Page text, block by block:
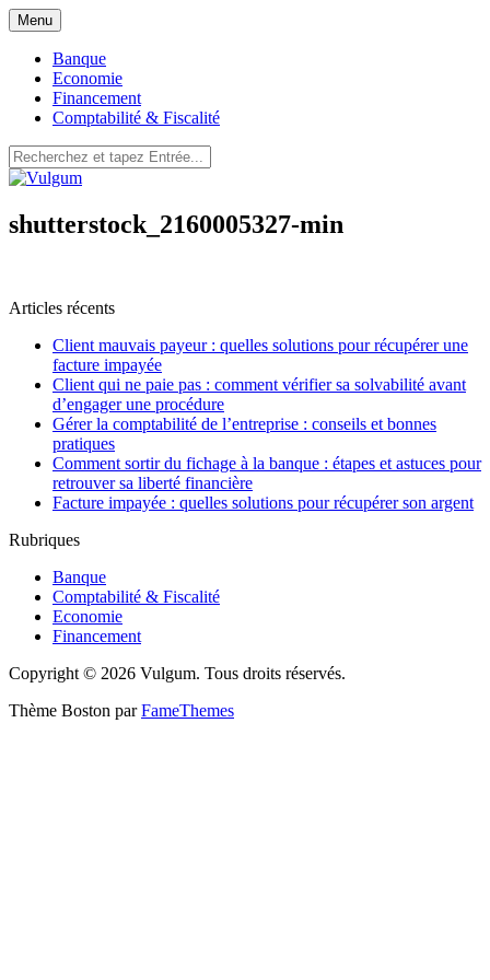
Aller
au
contenu
Menu
Banque
Economie
Financement
Comptabilité & Fiscalité
Vulgum
shutterstock_2160005327-min
Articles récents
Client mauvais payeur : quelles solutions pour récupérer une
facture impayée
Client qui ne paie pas : comment vérifier sa solvabilité avant
d’engager une procédure
Gérer la comptabilité de l’entreprise : conseils et bonnes
pratiques
Comment sortir du fichage à la banque : étapes et astuces pour
retrouver sa liberté financière
Facture impayée : quelles solutions pour récupérer son argent
Rubriques
Banque
Comptabilité & Fiscalité
Economie
Financement
Copyright © 2026 Vulgum. Tous droits réservés.
Thème Boston parFameThemes